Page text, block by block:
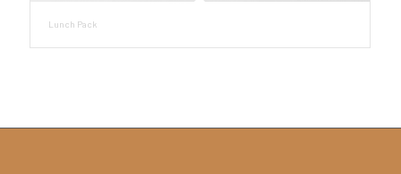
Lunch Pack